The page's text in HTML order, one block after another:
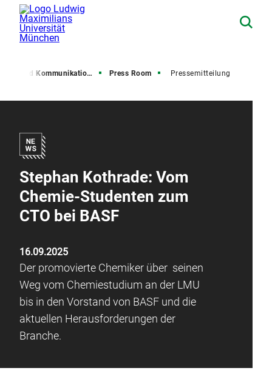
und Kommunikation (PuK) Press Room Pressemitteilung
Stephan Kothrade: Vom
Chemie-Studenten zum
CTO bei BASF
16.09.2025
Der promovierte Chemiker über seinen
Weg vom Chemiestudium an der LMU
bis in den Vorstand von BASF und die
aktuellen Herausforderungen der
Branche.